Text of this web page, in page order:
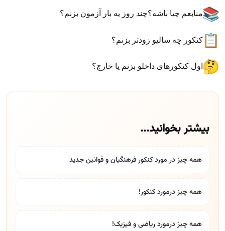
منابعم چیا باشه؟چند روز یه بار آزمون بزنم؟
کنکور چه سالیو زودتر بزنم؟
اول کنکورهای داخلو بزنم یا خارج؟
بیشتر بخوانید...
همه چیز در مورد کنکور فرهنگیان و قوانین جدید
همه چیز درمورد کنکور!
همه چیز درمورد ریاضی و فیزیک!